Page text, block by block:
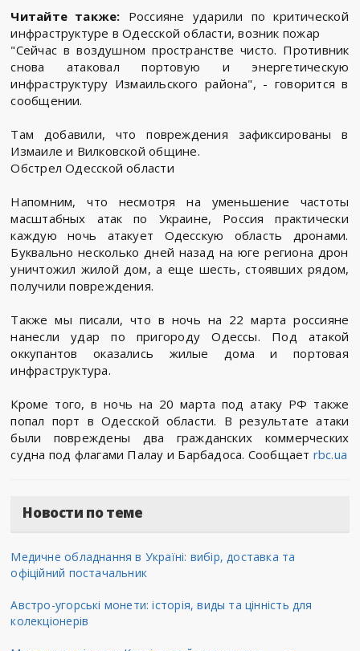
Читайте также: Россияне ударили по критической
инфраструктуре в Одесской области, возник пожар
"Сейчас в воздушном пространстве чисто. Противник
снова атаковал портовую и энергетическую
инфраструктуру Измаильского района", - говорится в
сообщении.
Там добавили, что повреждения зафиксированы в
Измаиле и Вилковской общине.
Обстрел Одесской области
Напомним, что несмотря на уменьшение частоты
масштабных атак по Украине, Россия практически
каждую ночь атакует Одесскую область дронами.
Буквально несколько дней назад на юге региона дрон
уничтожил жилой дом, а еще шесть, стоявших рядом,
получили повреждения.
Также мы писали, что в ночь на 22 марта россияне
нанесли удар по пригороду Одессы. Под атакой
оккупантов оказались жилые дома и портовая
инфраструктура.
Кроме того, в ночь на 20 марта под атаку РФ также
попал порт в Одесской области. В результате атаки
были повреждены два гражданских коммерческих
судна под флагами Палау и Барбадоса. Сообщает rbc.ua
Новости по теме
Медичне обладнання в Україні: вибір, доставка та
офіційний постачальник
Австро-угорські монети: історія, виды та цінність для
колекціонерів